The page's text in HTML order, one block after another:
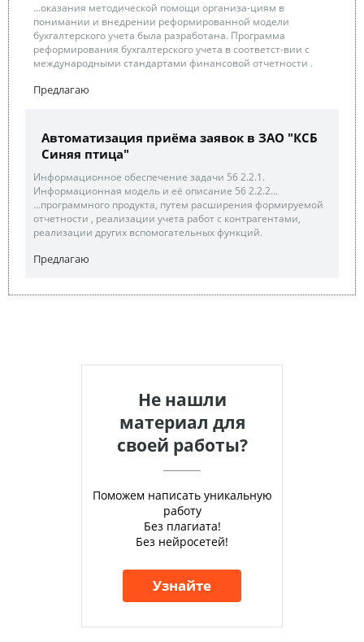
...оказания методической помощи организа-циям в
понимании и внедрении реформированной модели
бухгалтерского учета была разработана. Программа
реформирования бухгалтерского учета в соответст-вии с
международными стандартами финансовой отчетности .
Предлагаю
Автоматизация приёма заявок в ЗАО "КСБ
Синяя птица"
Информационное обеспечение задачи 56 2.2.1.
Информационная модель и её описание 56 2.2.2...
...программного продукта, путем расширения формируемой
отчетности , реализации учета работ с контрагентами,
реализации других вспомогательных функций.
Предлагаю
Не нашли
материал для
своей работы?
Поможем написать уникальную
работу
Без плагиата!
Без нейросетей!
Узнайте